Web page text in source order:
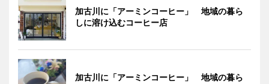
加古川に「アーミンコーヒー」 地域の暮ら
しに溶け込むコーヒー店
加古川に「アーミンコーヒー」 地域の暮ら